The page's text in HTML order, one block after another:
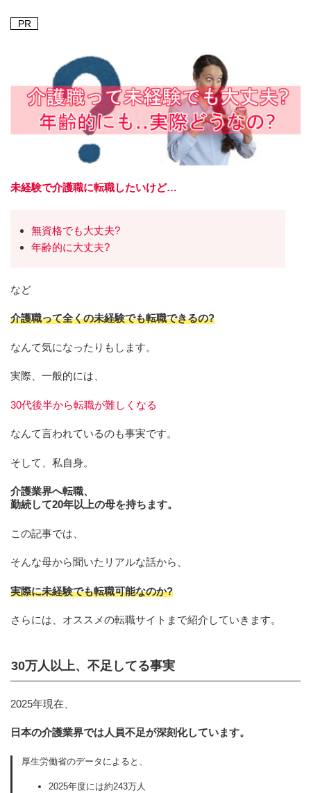
PR
未経験で介護職に転職したいけど…
無資格でも大丈夫?
年齢的に大丈夫?
など
介護職って全くの未経験でも転職できるの?
なんて気になったりもします。
実際、一般的には、
30代後半から転職が難しくなる
なんて言われているのも事実です。
そして、私自身。
介護業界へ転職、
勤続して20年以上の母を持ちます。
この記事では、
そんな母から聞いたリアルな話から、
実際に未経験でも転職可能なのか?
さらには、オススメの転職サイトまで紹介していきます。
30万人以上、不足してる事実
2025年現在、
日本の介護業界では人員不足が深刻化しています。
厚生労働省のデータによると、
2025年度には約243万人